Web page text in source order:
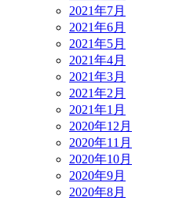
2021年7月
2021年6月
2021年5月
2021年4月
2021年3月
2021年2月
2021年1月
2020年12月
2020年11月
2020年10月
2020年9月
2020年8月